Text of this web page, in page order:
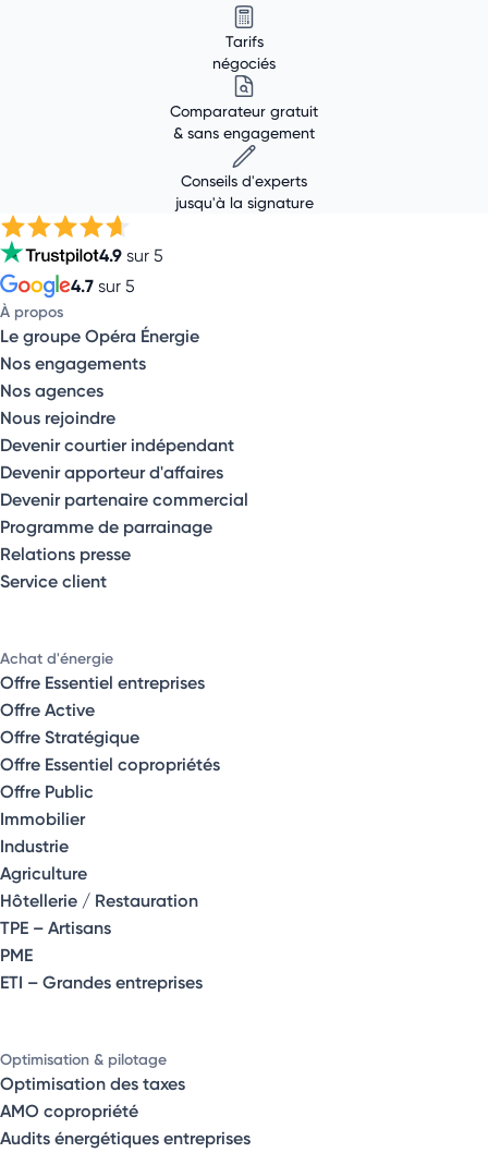
Tarifs
négociés
Comparateur gratuit
& sans engagement
Conseils d'experts
jusqu'à la signature
4.9 sur 5
4.7 sur 5
À propos
Le groupe Opéra Énergie
Nos engagements
Nos agences
Nous rejoindre
Devenir courtier indépendant
Devenir apporteur d'affaires
Devenir partenaire commercial
Programme de parrainage
Relations presse
Service client
Achat d'énergie
Offre Essentiel entreprises
Offre Active
Offre Stratégique
Offre Essentiel copropriétés
Offre Public
Immobilier
Industrie
Agriculture
Hôtellerie / Restauration
TPE – Artisans
PME
ETI – Grandes entreprises
Optimisation & pilotage
Optimisation des taxes
AMO copropriété
Audits énergétiques entreprises